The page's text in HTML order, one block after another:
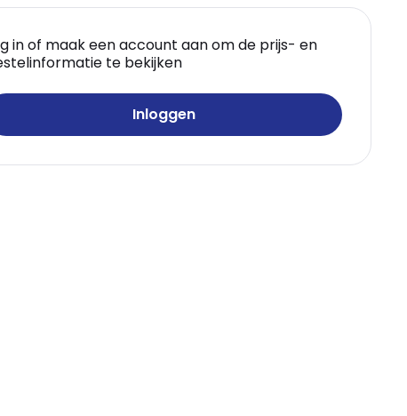
in of maak een account aan om de prijs- en
te bekijken
Inloggen